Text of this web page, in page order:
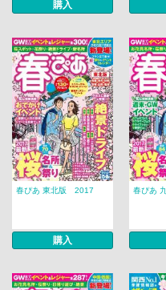
購入
春ぴあ 東北版 2017
購入
春ぴあ